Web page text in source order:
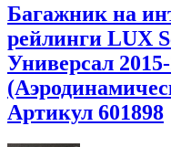
Багажник на
рейлинги LUX
Универсал
Артикул 601898